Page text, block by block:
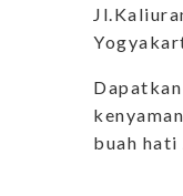
buah hati